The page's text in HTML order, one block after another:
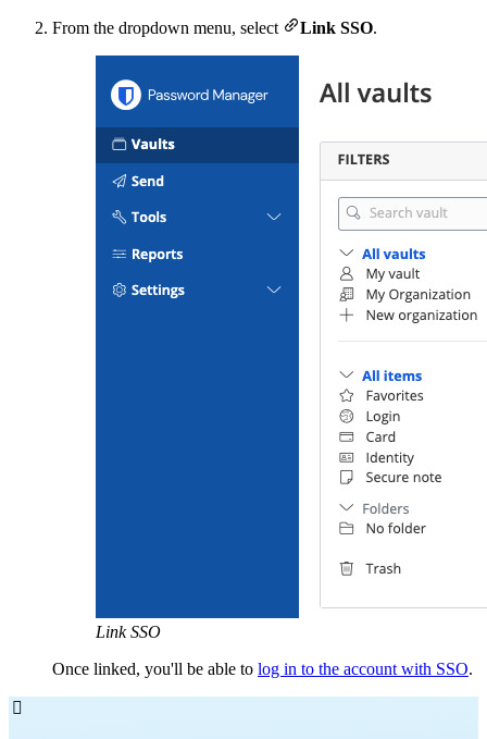
From the dropdown menu, select Link SSO.
Link SSO
Once linked, you'll be able to log in to the account with SSO.
